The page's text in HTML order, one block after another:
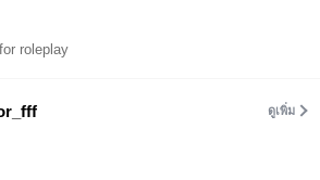
roleplay
ดูเพิ่ม